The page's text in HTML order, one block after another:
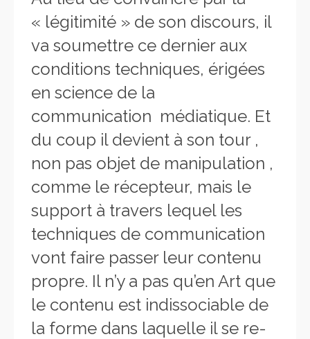
« légitimité » de son discours, il
va soumettre ce dernier aux
conditions techniques, érigées
en science de la
communication médiatique. Et
du coup il devient à son tour ,
non pas objet de manipulation ,
comme le récepteur, mais le
support à travers lequel les
techniques de communication
vont faire passer leur contenu
propre. Il n’y a pas qu’en Art que
le contenu est indissociable de
la forme dans laquelle il se re-